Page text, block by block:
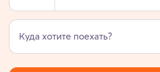
Куда хотите поехать?